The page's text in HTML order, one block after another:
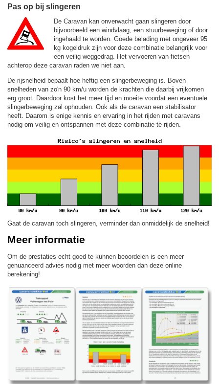
Pas op bij slingeren
De Caravan kan onverwacht gaan slingeren door
bijvoorbeeld een windvlaag, een stuurbeweging of door
ingehaald te worden. Goede belading met ongeveer 95
kg kogeldruk zijn voor deze combinatie belangrijk voor
een veilig weggedrag. Het vervoeren van fietsen
achterop deze caravan raden we niet aan.
De rijsnelheid bepaalt hoe heftig een slingerbeweging is. Boven
snelheden van zo'n 90 km/u worden de krachten die daarbij vrijkomen
erg groot. Daardoor kost het meer tijd en moeite voordat een eventuele
slingerbeweging zal ophouden. Ook als de caravan een stabilisator
heeft. Daarom is enige kennis en ervaring in het rijden met caravans
nodig om veilig en ontspannen met deze combinatie te rijden.
Gaat de caravan toch slingeren, verminder dan onmiddelijk de snelheid!
Meer informatie
Om de prestaties echt goed te kunnen beoordelen is een meer
genuanceerd advies nodig met meer woorden dan deze online
berekening!